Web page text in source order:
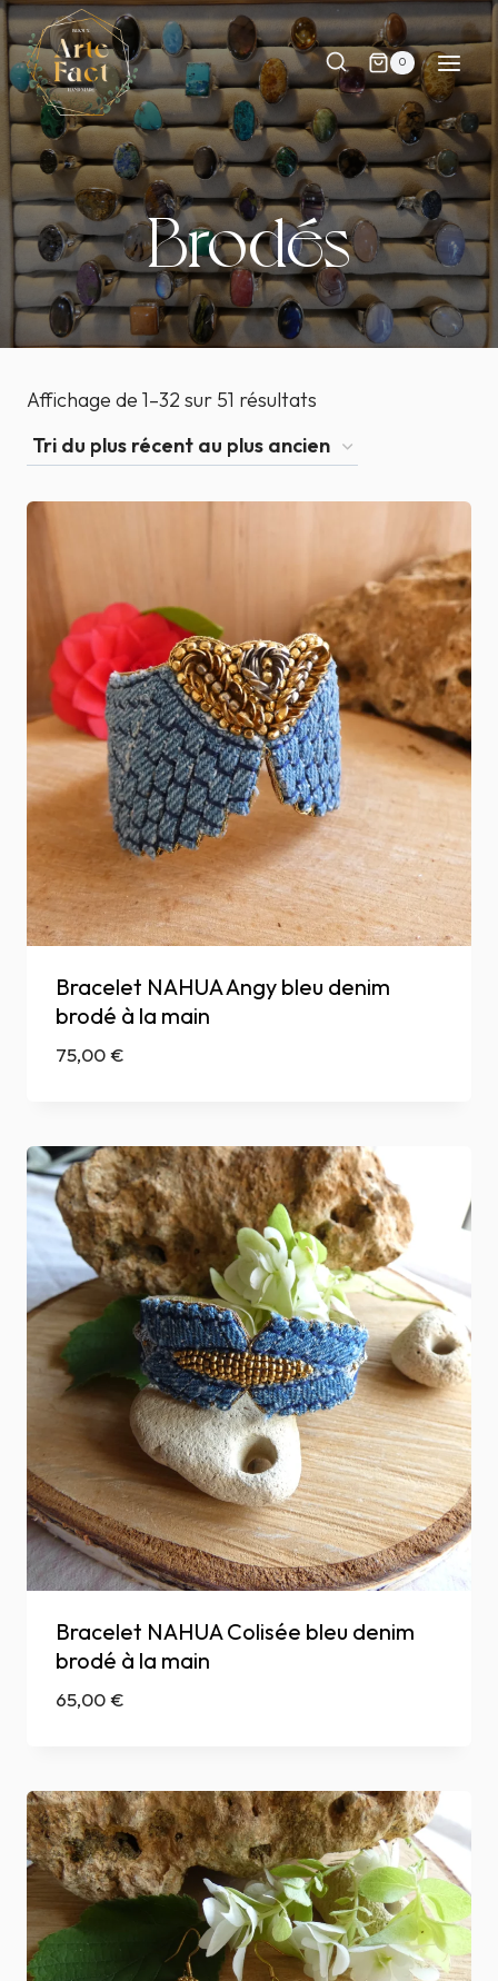
Aller
au
contenu
0
Brodés
Affichage de 1–32 sur 51 résultats
Bracelet NAHUA Angy bleu denim
brodé à la main
75,00€
Bracelet NAHUA Colisée bleu denim
brodé à la main
65,00€